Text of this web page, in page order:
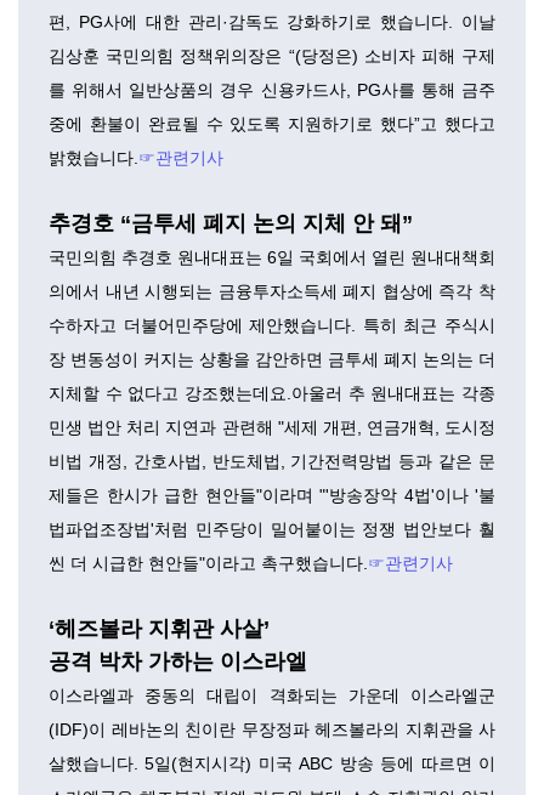
편, PG사에 대한 관리·감독도 강화하기로 했습니다. 이날
김상훈 국민의힘 정책위의장은 “(당정은) 소비자 피해 구제
를 위해서 일반상품의 경우 신용카드사, PG사를 통해 금주
중에 환불이 완료될 수 있도록 지원하기로 했다”고 했다고
밝혔습니다. ☞관련기사
추경호 “금투세 폐지 논의 지체 안 돼”
국민의힘 추경호 원내대표는 6일 국회에서 열린 원내대책회
의에서 내년 시행되는 금융투자소득세 폐지 협상에 즉각 착
수하자고 더불어민주당에 제안했습니다. 특히 최근 주식시
장 변동성이 커지는 상황을 감안하면 금투세 폐지 논의는 더
지체할 수 없다고 강조했는데요.아울러 추 원내대표는 각종
민생 법안 처리 지연과 관련해 "세제 개편, 연금개혁, 도시정
비법 개정, 간호사법, 반도체법, 기간전력망법 등과 같은 문
제들은 한시가 급한 현안들"이라며 "'방송장악 4법'이나 '불
법파업조장법'처럼 민주당이 밀어붙이는 정쟁 법안보다 훨
씬 더 시급한 현안들"이라고 촉구했습니다. ☞관련기사
‘헤즈볼라 지휘관 사살’
공격 박차 가하는 이스라엘
이스라엘과 중동의 대립이 격화되는 가운데 이스라엘군
(IDF)이 레바논의 친이란 무장정파 헤즈볼라의 지휘관을 사
살했습니다. 5일(현지시각) 미국 ABC 방송 등에 따르면 이